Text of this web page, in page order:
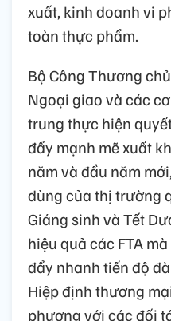
xuất, kinh doanh vi
toàn thực phẩm.
Bộ Công Thương
Ngoại giao và các
trung thực hiện
đẩy mạnh mẽ xuất
năm và đầu năm
dùng của thị trường
Giáng sinh và Tết
hiệu quả các FTA
đẩy nhanh tiến độ
Hiệp định thương
phương với các đối